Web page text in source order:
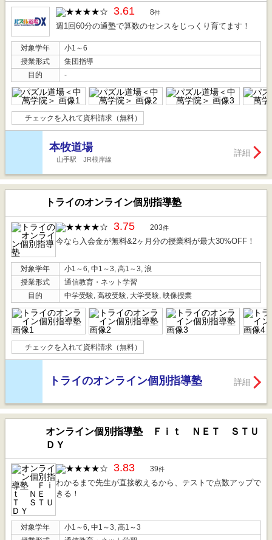
3.61 8件
週1回60分の通塾で算数のセンスをじっくり育てます！
対象学年
小1～6
授業形式
集団指導
目的
-
チェックを入れて資料請求（無料）
本牧道場
山手駅 JR根岸線
詳細
トライのオンライン個別指導塾
3.75 203件
今なら入会金が無料&2ヶ月分の授業料が最大30%OFF！
対象学年
小1～6, 中1～3, 高1～3, 浪
授業形式
通信教育・ネット学習
目的
中学受験, 高校受験, 大学受験, 映像授業
チェックを入れて資料請求（無料）
トライのオンライン個別指導塾 詳細
オンライン個別指導塾 Ｆｉｔ ＮＥＴ ＳＴＵ
ＤＹ
3.83 39件
わかるまで先生が直接教えるから、テストで点数アップで
きる！
対象学年
小1～6, 中1～3, 高1～3